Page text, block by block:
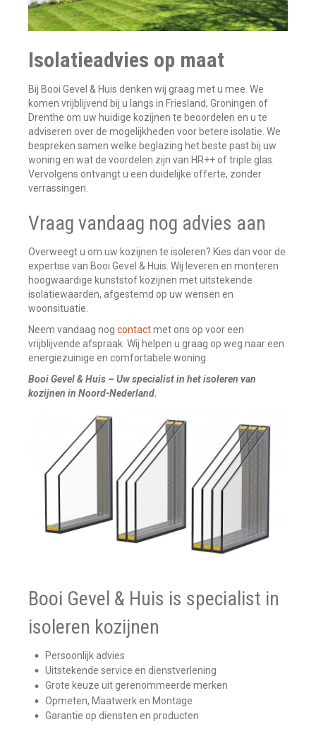
Isolatieadvies op maat
Bij Booi Gevel & Huis denken wij graag met u mee. We
komen vrijblijvend bij u langs in Friesland, Groningen of
Drenthe om uw huidige kozijnen te beoordelen en u te
adviseren over de mogelijkheden voor betere isolatie. We
bespreken samen welke beglazing het beste past bij uw
woning en wat de voordelen zijn van HR++ of triple glas.
Vervolgens ontvangt u een duidelijke offerte, zonder
verrassingen.
Vraag vandaag nog advies aan
Overweegt u om uw kozijnen te isoleren? Kies dan voor de
expertise van Booi Gevel & Huis. Wij leveren en monteren
hoogwaardige kunststof kozijnen met uitstekende
isolatiewaarden, afgestemd op uw wensen en
woonsituatie.
Neem vandaag nog contactmet ons op voor een
vrijblijvende afspraak. Wij helpen u graag op weg naar een
energiezuinige en comfortabele woning.
Booi Gevel & Huis – Uw specialist in het isoleren van
kozijnen in Noord-Nederland.
Booi Gevel & Huis is specialist in
isoleren kozijnen
Persoonlijk advies
Uitstekende service en dienstverlening
Grote keuze uit gerenommeerde merken
Opmeten, Maatwerk en Montage
Garantie op diensten en producten